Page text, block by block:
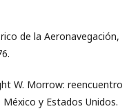
de la Aeronavegación,
W. Morrow: reencuentro
y Estados Unidos.